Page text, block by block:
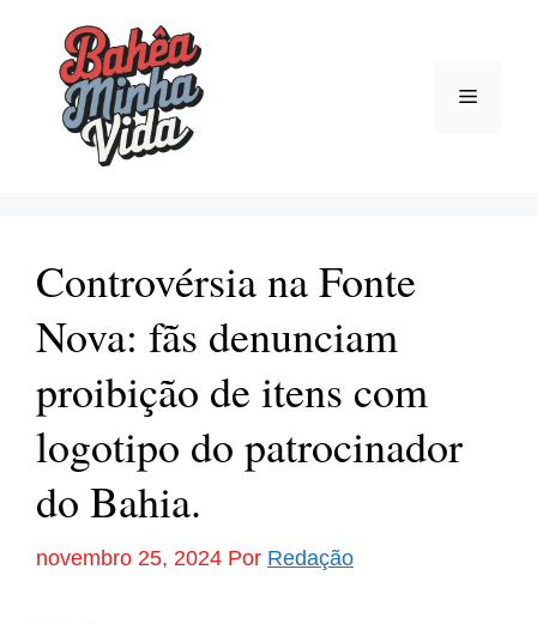
conteúdo
Menu
Controvérsia na Fonte
Nova: fãs denunciam
proibição de itens com
logotipo do patrocinador
do Bahia.
novembro 25, 2024 Por Redação